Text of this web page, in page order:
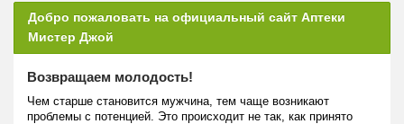
Добро пожаловать на официальный сайт Аптеки
Мистер Джой
Возвращаем молодость!
Чем старше становится мужчина, тем чаще возникают
проблемы с потенцией. Это происходит не так, как принято